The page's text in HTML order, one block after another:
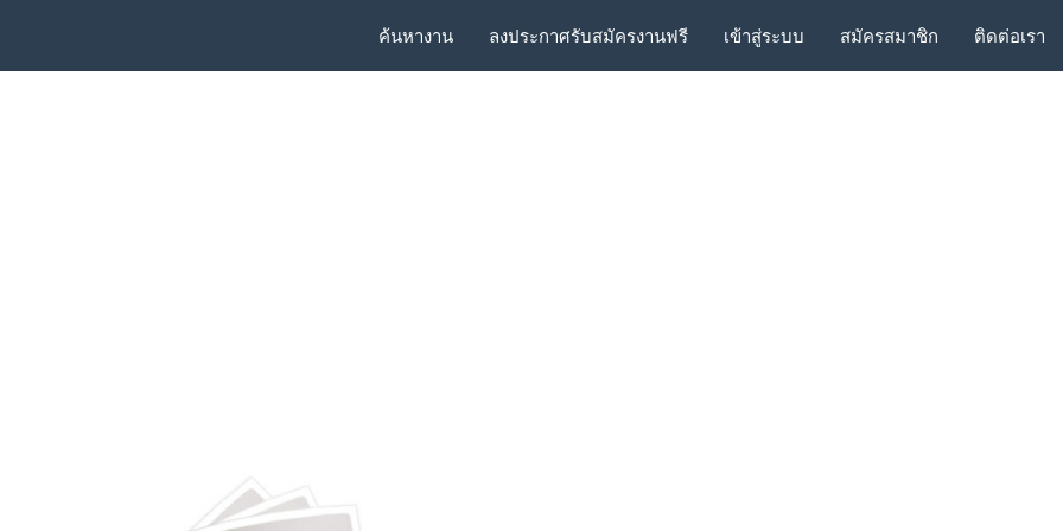
ค้นหางาน ลงประกาศรับสมัครงานฟรี เข้าสู่ระบบ สมัครสมาชิก ติดต่อเรา